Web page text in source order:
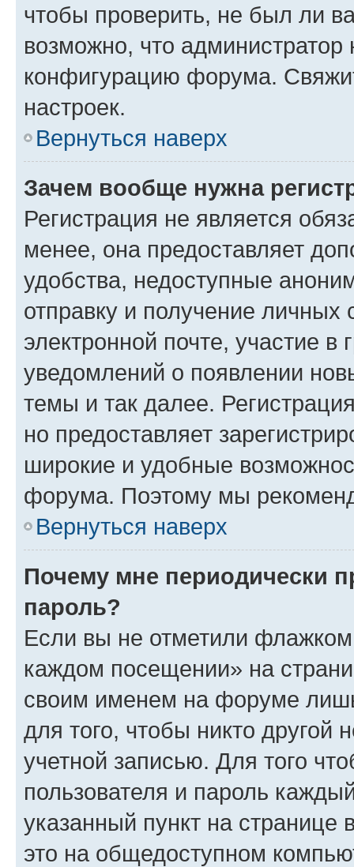
чтобы проверить, не был ли
возможно, что администратор
конфигурацию форума.
настроек.
Вернуться наверх
Зачем вообще нужна
Регистрация не является
менее, она предоставляет
удобства, недоступные
отправку и получение
электронной почте, участие в
уведомлений о появлении
темы и так далее.
но предоставляет
широкие и удобные
форума. Поэтому мы
Вернуться наверх
Почему мне периодически
пароль?
Если вы не отметили флажком
каждом посещении» на
своим именем на форуме
для того, чтобы никто другой
учетной записью. Для того
пользователя и пароль
указанный пункт на
это на общедоступном